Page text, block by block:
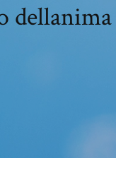
dellanima